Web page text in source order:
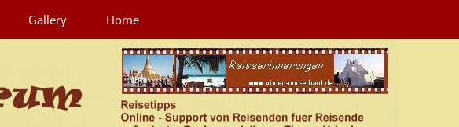
Gallery Home